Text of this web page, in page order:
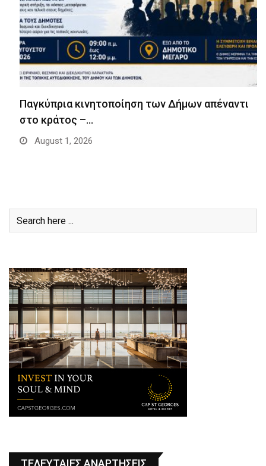
Παγκύπρια κινητοποίηση των Δήμων απέναντι
στο κράτος –…
August 1, 2026
ΤΕΛΕΥΤΑΙΕΣ ΑΝΑΡΤΗΣΕΙΣ